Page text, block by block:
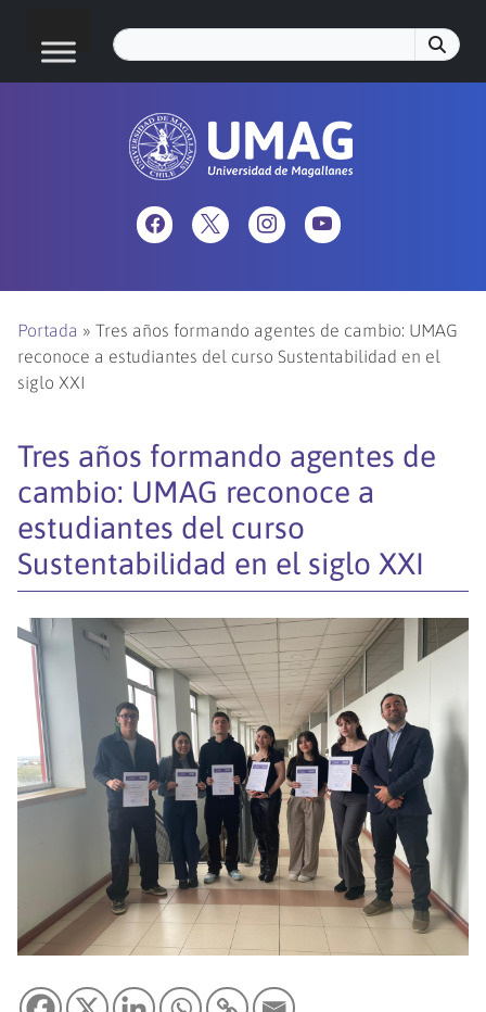
Portada »Tres años formando agentes de cambio: UMAG
reconoce a estudiantes del curso Sustentabilidad en el
siglo XXI
Tres años formando agentes de
cambio: UMAG reconoce a
estudiantes del curso
Sustentabilidad en el siglo XXI